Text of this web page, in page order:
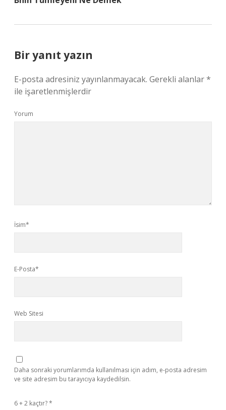
Bir yanıt yazın
E-posta adresiniz yayınlanmayacak. Gerekli alanlar*
ile işaretlenmişlerdir
Yorum
İsim*
E-Posta*
Web Sitesi
Daha sonraki yorumlarımda kullanılması için adım, e-posta adresim
ve site adresim bu tarayıcıya kaydedilsin.
6 + 2 kaçtır?*